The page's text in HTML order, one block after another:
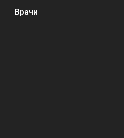
Врачи